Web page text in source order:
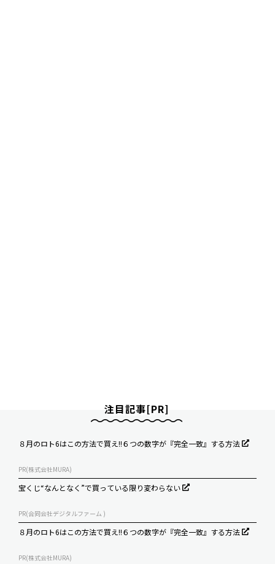
注目記事[PR]
８月のロト6はこの方法で買え!!６つの数字が『完全一致』する方法
PR(株式会社MURA)
宝くじ“なんとなく”で買っている限り変わらない
PR(合同会社デジタルファーム )
８月のロト6はこの方法で買え!!６つの数字が『完全一致』する方法
PR(株式会社MURA)